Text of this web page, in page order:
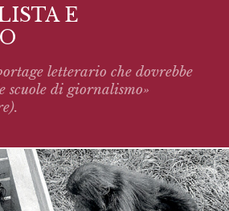
E
letterario che dovrebbe
scuole di giornalismo»